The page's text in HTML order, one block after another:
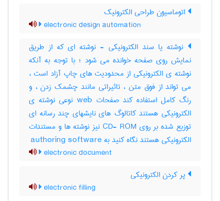
اتوماسیون طراحی الکترونیک
electronic design automation
نوشته یا سند الکترونیکی - نوشته ای که از طریق
نمایش روی صفحه خوانده می شود ؛ با توجه به آنکه
نوشته ی الکترونیکی از محدودیت های چاپ آزاد است ،
می تواند از فوق متن ، تاثیراتی مانند چشمک زدن ، و
رنگ کامل استفاده کند صفحات web نوعی نوشته ی
الکترونیکی هستند کاتالوگ های نایشهای چند رسانه ای
توزیع شده بر روی CD- ROM نیز نوشته ها و مستندات
الکترونیکی هستند نگاه کنید به authoring software
electronic document
پر کردن الکترونیکی
electronic filling